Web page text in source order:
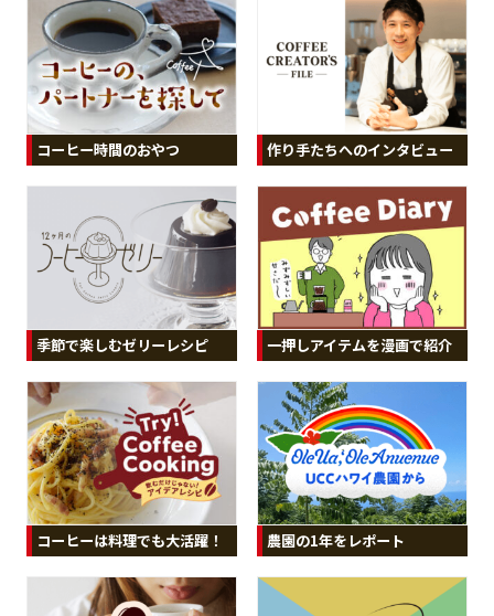
コーヒー時間のおやつ 作り手たちへのインタビュー
季節で楽しむゼリーレシピ 一押しアイテムを漫画で紹介
コーヒーは料理でも大活躍！ 農園の1年をレポート